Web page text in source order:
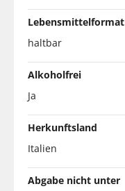
Lebensmittelformat
haltbar
Alkoholfrei
Ja
Herkunftsland
Italien
Abgabe nicht unter